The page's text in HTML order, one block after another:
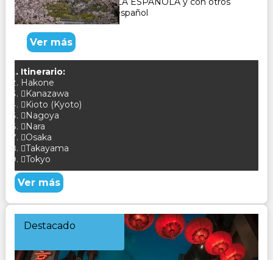
pasajeros que hablan español
Ver más
Itinerario:
Hakone
Kanazawa
Kioto (Kyoto)
Nagoya
Nara
Osaka
Takayama
Tokyo
Ver más
Destacado